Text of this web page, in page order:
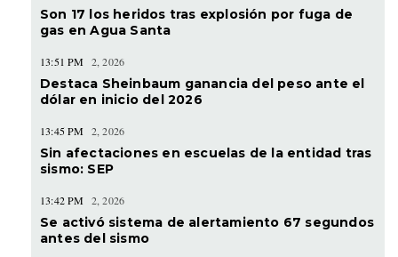
Son 17 los heridos tras explosión por fuga de
gas en Agua Santa
13:51 PM 2, 2026
Destaca Sheinbaum ganancia del peso ante el
dólar en inicio del 2026
13:45 PM 2, 2026
Sin afectaciones en escuelas de la entidad tras
sismo: SEP
13:42 PM 2, 2026
Se activó sistema de alertamiento 67 segundos
antes del sismo